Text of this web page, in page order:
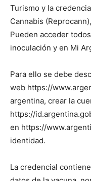
Turismo y la
Cannabis
Pueden acceder
inoculación y en Mi
Para ello se debe
web https://
argentina, crear la
https://
en https://
identidad.
La credencial